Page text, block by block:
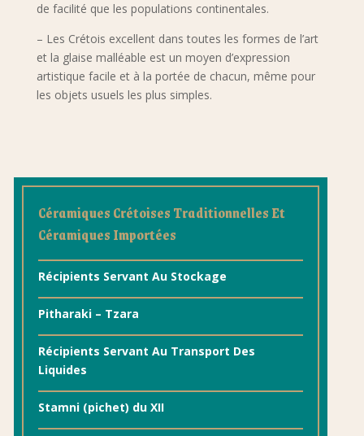
de facilité que les populations continentales.
– Les Crétois excellent dans toutes les formes de l’art
et la glaise malléable est un moyen d’expression
artistique facile et à la portée de chacun, même pour
les objets usuels les plus simples.
Céramiques Crétoises Traditionnelles Et
Céramiques Importées
Récipients Servant Au Stockage
Pitharaki – Tzara
Récipients Servant Au Transport Des
Liquides
Stamni (pichet) du XII